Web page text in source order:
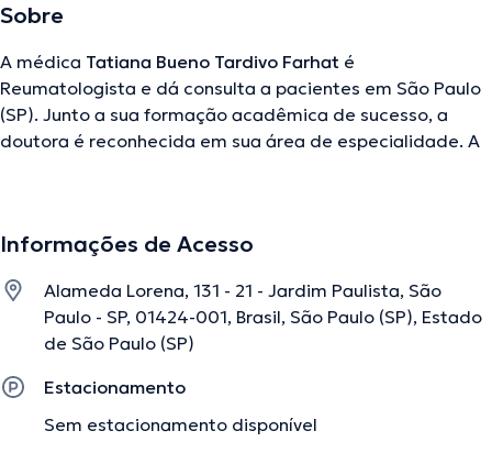
Sobre
A médica Tatiana Bueno Tardivo Farhat é
Reumatologista e dá consulta a pacientes em São Paulo
(SP). Junto a sua formação acadêmica de sucesso, a
doutora é reconhecida em sua área de especialidade. A
participação em numerosas conferências com a meta de
especialização e difundiu relevantes publicações.
Português Inglês são os idiomas usados pela profissional
de saúde.
A descrição foi editada pela equipe do doctoranytime, baseada em
Informações de Acesso
Alameda Lorena, 131 - 21 - Jardim Paulista, São
Paulo - SP, 01424-001, Brasil, São Paulo (SP), Estado
de São Paulo (SP)
Estacionamento
Sem estacionamento disponível